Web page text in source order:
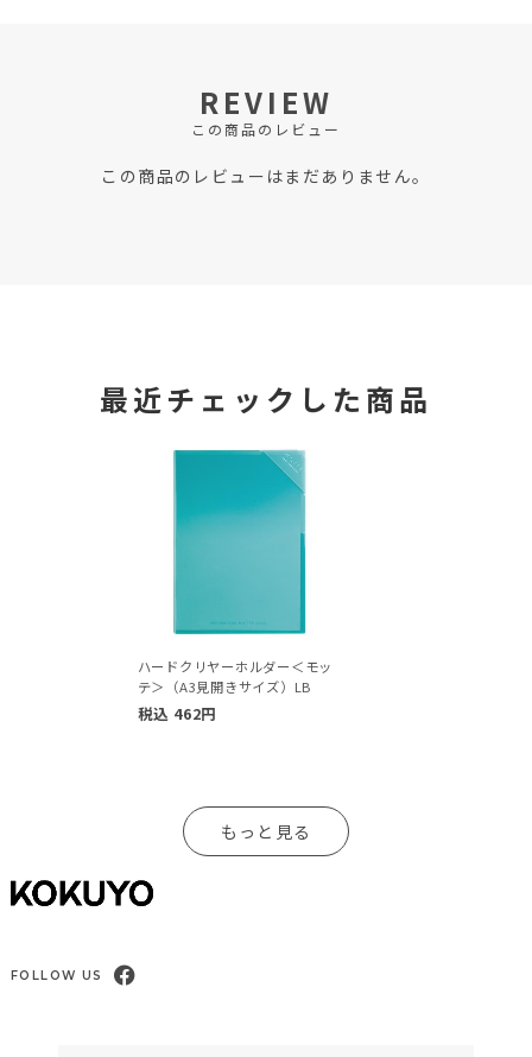
REVIEW
この商品のレビュー
この商品のレビューはまだありません。
最近チェックした商品
ハードクリヤーホルダー＜モッ
テ＞（A3見開きサイズ）LB
税込 462円
もっと見る
FOLLOW US